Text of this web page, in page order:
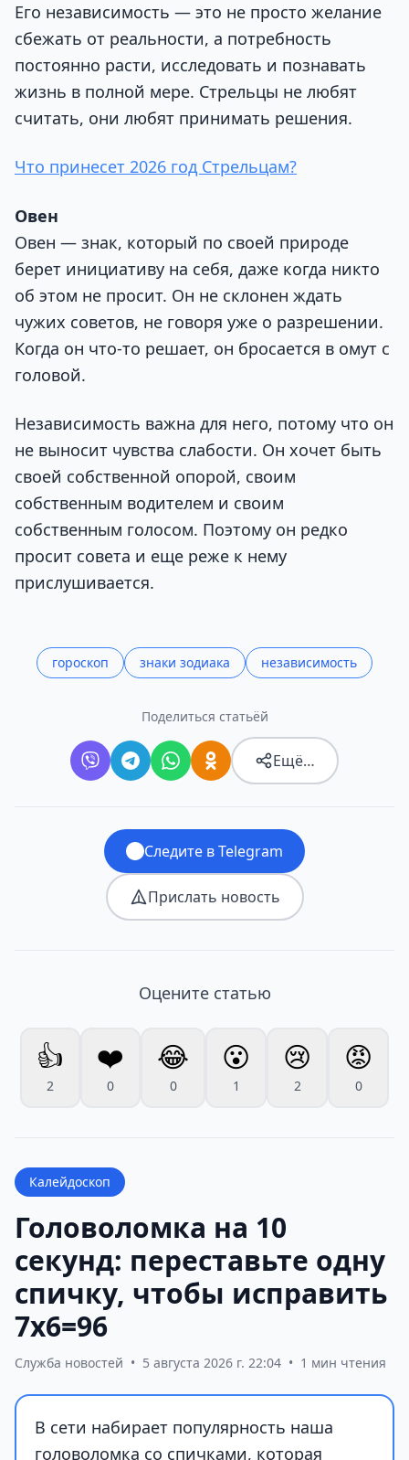
Его независимость — это не просто желание
сбежать от реальности, а потребность
постоянно расти, исследовать и познавать
жизнь в полной мере. Стрельцы не любят
считать, они любят принимать решения.
Что принесет 2026 год Стрельцам?
Овен
Овен — знак, который по своей природе
берет инициативу на себя, даже когда никто
об этом не просит. Он не склонен ждать
чужих советов, не говоря уже о разрешении.
Когда он что-то решает, он бросается в омут с
головой.
Независимость важна для него, потому что он
не выносит чувства слабости. Он хочет быть
своей собственной опорой, своим
собственным водителем и своим
собственным голосом. Поэтому он редко
просит совета и еще реже к нему
прислушивается.
гороскоп знаки зодиака независимость
Поделиться статьёй
Ещё…
Следите в Telegram
Прислать новость
Оцените статью
👍
2
❤️
0
😂
0
😮
1
😢
2
😡
0
Калейдоскоп
Головоломка на 10
секунд: переставьте одну
спичку, чтобы исправить
7х6=96
Служба новостей • 5 августа 2026 г. 22:04 • 1 мин чтения
В сети набирает популярность наша
головоломка со спичками, которая